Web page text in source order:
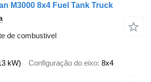
M3000 8x4 Fuel Tank Truck
de combustivel
kW) Configuração do eixo 8x4